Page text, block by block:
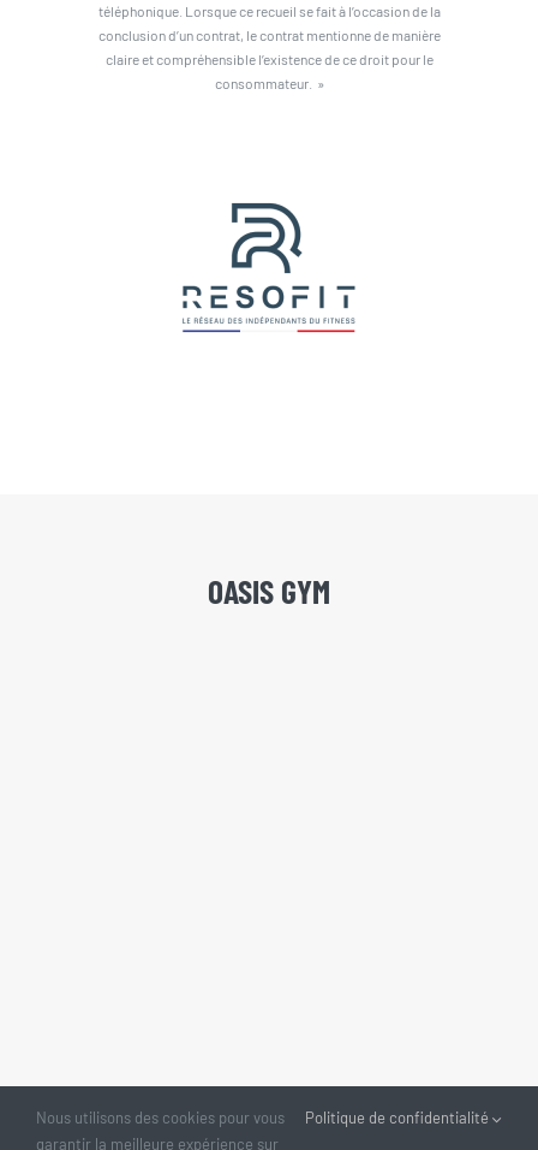
téléphonique. Lorsque ce recueil se fait à l’occasion de la
conclusion d’un contrat, le contrat mentionne de manière
claire et compréhensible l’existence de ce droit pour le
consommateur. »
OASIS GYM
Nous utilisons des cookies pour vous
garantir la meilleure expérience sur
Politique de confidentialité